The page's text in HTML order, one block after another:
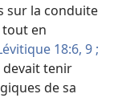
sur la conduite
en
18:6, 9 ;
devait tenir
de sa